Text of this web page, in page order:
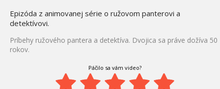
Epizóda z animovanej série o ružovom panterovi a
detektívovi.
Príbehy ružového pantera a detektíva. Dvojica sa práve dožíva 50
rokov.
Páčilo sa vám video?